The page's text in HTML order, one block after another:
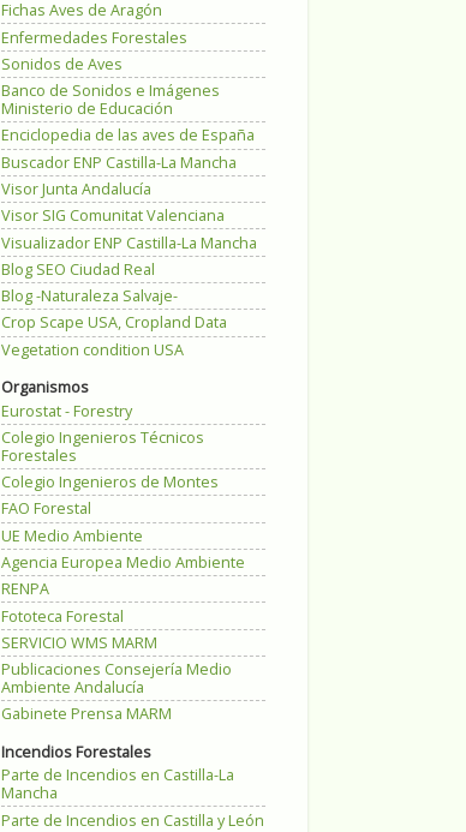
Fichas Aves de Aragón
Enfermedades Forestales
Sonidos de Aves
Banco de Sonidos e Imágenes
Ministerio de Educación
Enciclopedia de las aves de España
Buscador ENP Castilla-La Mancha
Visor Junta Andalucía
Visor SIG Comunitat Valenciana
Visualizador ENP Castilla-La Mancha
Blog SEO Ciudad Real
Blog -Naturaleza Salvaje-
Crop Scape USA, Cropland Data
Vegetation condition USA
Organismos
Eurostat - Forestry
Colegio Ingenieros Técnicos
Forestales
Colegio Ingenieros de Montes
FAO Forestal
UE Medio Ambiente
Agencia Europea Medio Ambiente
RENPA
Fototeca Forestal
SERVICIO WMS MARM
Publicaciones Consejería Medio
Ambiente Andalucía
Gabinete Prensa MARM
Incendios Forestales
Parte de Incendios en Castilla-La
Mancha
Parte de Incendios en Castilla y León